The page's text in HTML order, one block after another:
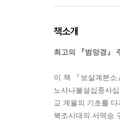
책소개
최고의 『범망경』
이 책 『보살계본
노사나불설십중사
교 계율의 기초를
북조시대의 서역승